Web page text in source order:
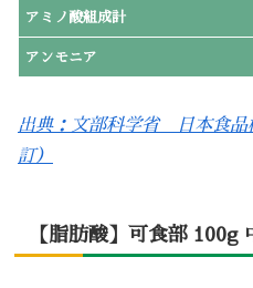
アミノ酸組成計
アンモニア
出典：文部科学省 日本食品
訂）
【脂肪酸】可食部 100g